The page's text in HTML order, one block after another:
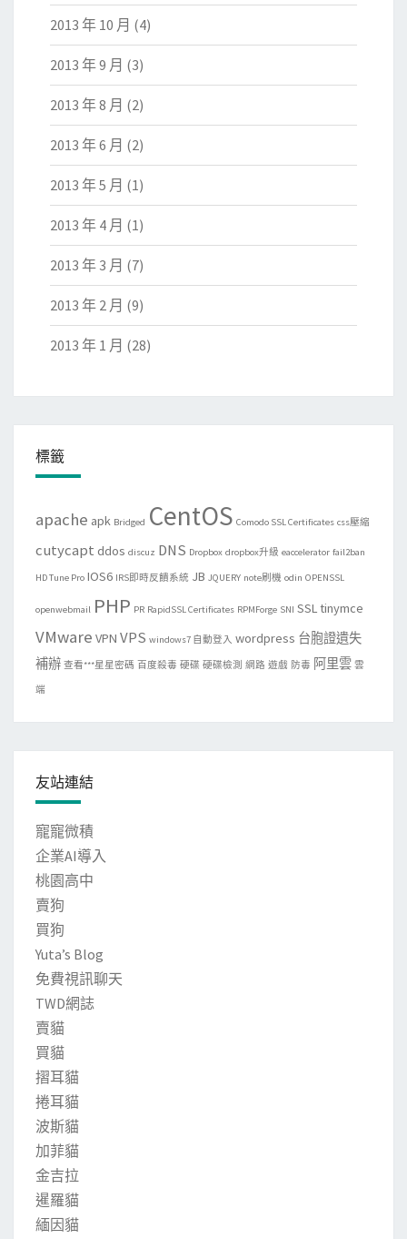
2013 年 10 月 (4)
2013 年 9 月 (3)
2013 年 8 月 (2)
2013 年 6 月 (2)
2013 年 5 月 (1)
2013 年 4 月 (1)
2013 年 3 月 (7)
2013 年 2 月 (9)
2013 年 1 月 (28)
標籤
apache apk Bridged CentOS Comodo SSL Certificates css壓縮
cutycapt ddos discuz DNS Dropbox dropbox升級 eaccelerator fail2ban
HD Tune Pro IOS6 IRS即時反饋系統 JB JQUERY note刷機 odin OPENSSL
openwebmail PHP PR RapidSSL Certificates RPMForge SNI SSLtinymce
VMware VPN VPS windows7 自動登入 wordpress 台胞證遺失
補辦 查看***星星密碼 百度殺毒 硬碟 硬碟檢測 網路 遊戲 防毒 阿里雲 雲
端
友站連結
寵寵微積
企業AI導入
桃園高中
賣狗
買狗
Yuta’s Blog
免費視訊聊天
TWD網誌
賣貓
買貓
摺耳貓
捲耳貓
波斯貓
加菲貓
金吉拉
暹羅貓
緬因貓